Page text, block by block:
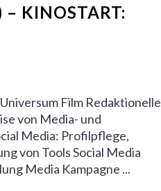
KINOSTART:
Film Redaktionelle
von Media- und
Media: Profilpflege,
von Tools Social Media
Media Kampagne ...